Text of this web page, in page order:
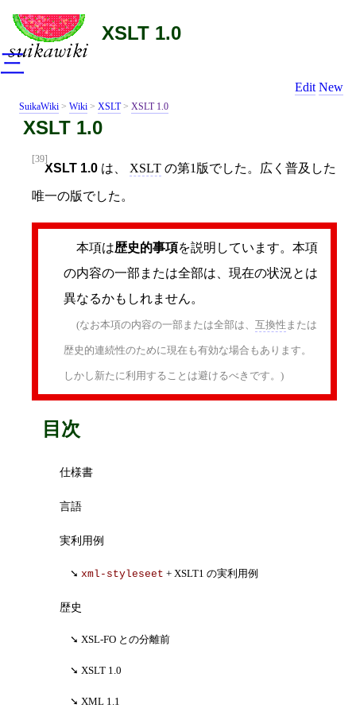
XSLT 1.0
Edit New
SuikaWiki > Wiki > XSLT> XSLT 1.0
XSLT 1.0
[39]
XSLT 1.0 は、 XSLT の第1版でした。広く普及した
唯一の版でした。
本項は歴史的事項を説明しています。本項
の内容の一部または全部は、現在の状況とは
異なるかもしれません。
(なお本項の内容の一部または全部は、 互換性 または
歴史的連続性のために現在も有効な場合もあります。
しかし新たに利用することは避けるべきです。)
目次
仕様書
言語
実利用例
xml-styleseet + XSLT1 の実利用例
歴史
XSL-FO との分離前
XSLT 1.0
XML 1.1
三